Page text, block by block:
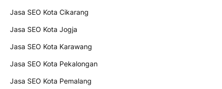
Jasa SEO Kota Cikarang
Jasa SEO Kota Jogja
Jasa SEO Kota Karawang
Jasa SEO Kota Pekalongan
Jasa SEO Kota Pemalang